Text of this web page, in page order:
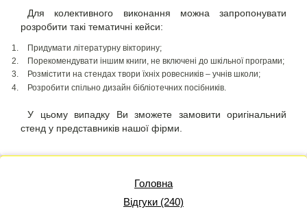
Для колективного виконання можна запропонувати
розробити такі тематичні кейси:
Придумати літературну вікторину;
Порекомендувати іншим книги, не включені до шкільної програми;
Розмістити на стендах твори їхніх ровесників – учнів школи;
Розробити спільно дизайн бібліотечних посібників.
У цьому випадку Ви зможете замовити оригінальний
стенд у представників нашої фірми.
Головна
Відгуки (240)